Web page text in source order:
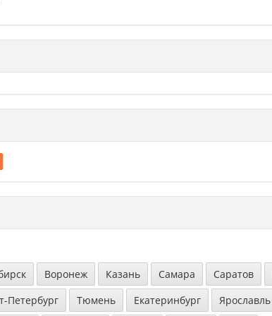
Воронеж Казань Самара Саратов
Петербург Тюмень Екатеринбург Ярославль